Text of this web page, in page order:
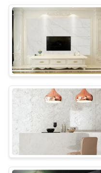
ब्राउन
बेज